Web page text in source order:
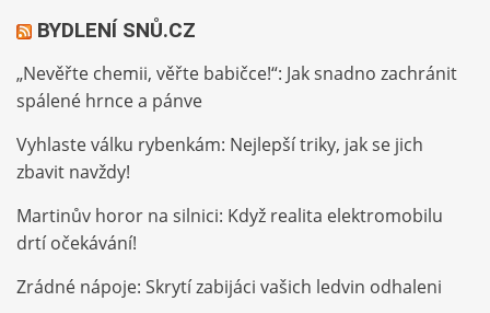
BYDLENÍ SNŮ.CZ
„Nevěřte chemii, věřte babičce!“: Jak snadno zachránit
spálené hrnce a pánve
Vyhlaste válku rybenkám: Nejlepší triky, jak se jich
zbavit navždy!
Martinův horor na silnici: Když realita elektromobilu
drtí očekávání!
Zrádné nápoje: Skrytí zabijáci vašich ledvin odhaleni